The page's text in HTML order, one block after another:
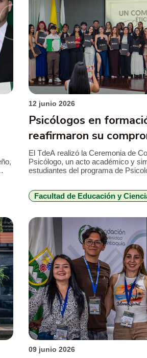
12 junio 2026
Psicólogos en
reafirmaron su
antes de iniciar sus
El TdeA realizó la Ceremonia de
Psicólogo, un acto académico y
estudiantes del programa de
reunió a directivos, docentes,
Facultad de Educación y
09 junio 2026